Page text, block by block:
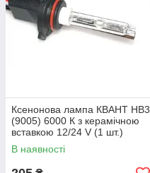
Ксенонова лампа КВАНТ HB3
(9005) 6000 К з керамічною
вставкою 12/24 V (1 шт.)
В наявності